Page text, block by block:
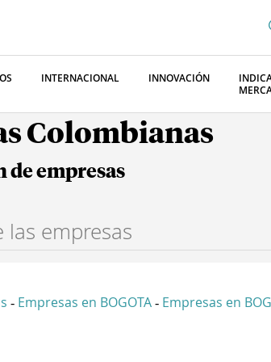
INTERNACIONAL INNOVACIÓN
Colombianas
de empresas
- Empresas en BOGOTA - Empresas en